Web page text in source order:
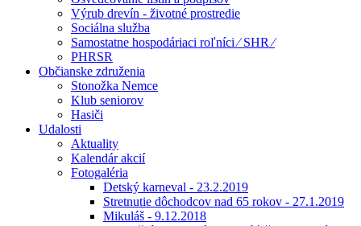
Výrub drevín - životné prostredie
Sociálna služba
Samostatne hospodáriaci roľníci ⁄ SHR ⁄
PHRSR
Občianske združenia
Stonožka Nemce
Klub seniorov
Hasiči
Udalosti
Aktuality
Kalendár akcií
Fotogaléria
Detský karneval - 23.2.2019
Stretnutie dôchodcov nad 65 rokov - 27.1.2019
Mikuláš - 9.12.2018